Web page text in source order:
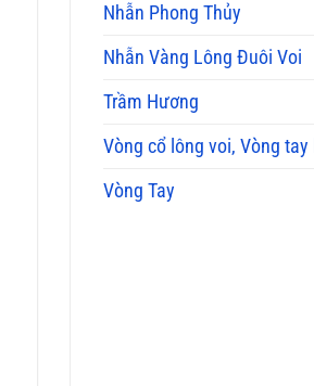
Nhẫn Phong Thủy
Nhẫn Vàng Lông Đuôi Voi
Trầm Hương
Vòng cổ lông voi, Vòng tay
Vòng Tay